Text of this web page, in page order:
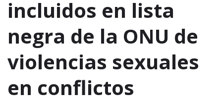
incluidos en lista
negra de la ONU de
violencias sexuales
en conflictos